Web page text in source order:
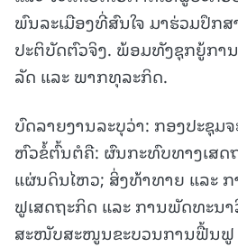
ພົນລະເມືອງທີ່ສົນໃຈ ມາຮ່ວມປຶກ
ປະຕິບັດຕົວຈິງ. ພ້ອມທັງຊຸກຍູ້ກາ
ລັດ ແລະ ພາກທຸລະກິດ.
ບົດລາຍງານລະບຸວ່າ: ກອງປະຊຸມ
ຫົວຂໍ້ຕົ້ນຕໍຄື: ຜົນກະທົບທາງເສດ
ແຜ່ນດິນໄຫວ; ສິ່ງທ້າທາຍ ແລະ
ຟູເສດຖະກິດ ແລະ ການພັດທະນ
ສະໜັບສະໜູນຂະບວນການຟື້ນຟູ